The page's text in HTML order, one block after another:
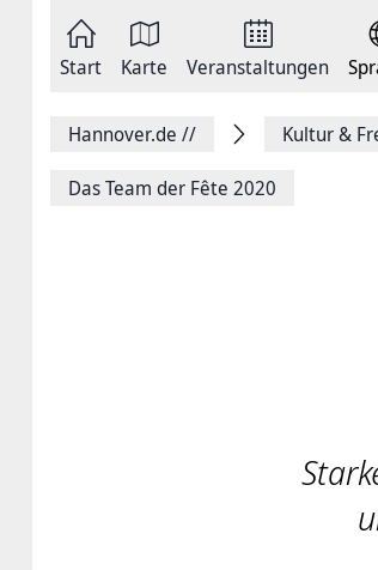
springen
Start Karte Veranstaltungen
FacebookHannover.de // Kultur &
Das Team der Fête 2020